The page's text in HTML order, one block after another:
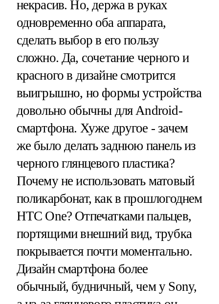
некрасив. Но, держа в руках
одновременно оба аппарата,
сделать выбор в его пользу
сложно. Да, сочетание черного и
красного в дизайне смотрится
выигрышно, но формы устройства
довольно обычны для Android-
смартфона. Хуже другое - зачем
же было делать заднюю панель из
черного глянцевого пластика?
Почему не использовать матовый
поликарбонат, как в прошлогоднем
HTC One? Отпечатками пальцев,
портящими внешний вид, трубка
покрывается почти моментально.
Дизайн смартфона более
обычный, будничный, чем у Sony,